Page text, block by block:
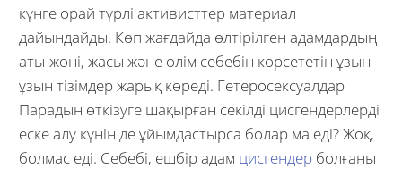
күнге орай түрлі активисттер материал
дайындайды. Көп жағдайда өлтірілген адамдардың
аты-жөні, жасы және өлім себебін көрсететін ұзын-
ұзын тізімдер жарық көреді. Гетеросексуалдар
Парадын өткізуге шақырған секілді цисгендерлерді
еске алу күнін де ұйымдастырса болар ма еді? Жоқ,
болмас еді. Себебі, ешбір адам цисгендер болғаны